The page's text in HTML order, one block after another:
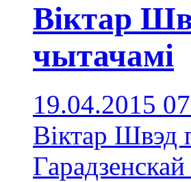
Віктар
чытачамі
19.04.2015
Віктар Швэд